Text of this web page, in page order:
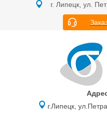
г. Липецк, ул.
г.Липецк,